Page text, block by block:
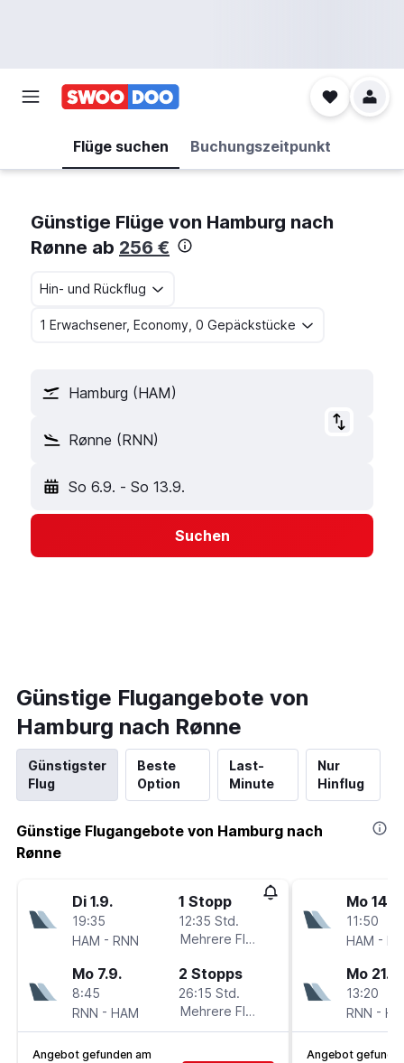
Flüge suchen Buchungszeitpunkt
Günstige Flüge von Hamburg nach
Rønne ab 256 €
Hin- und Rückflug
1 Erwachsener, Economy, 0 Gepäckstücke
Hamburg (HAM)
Rønne (RNN)
So 6.9. - So 13.9.
Suchen
Günstige Flugangebote von
Hamburg nach Rønne
Günstigster
Flug
Beste
Option
Last-
Minute
Nur
Hinflug
Günstige Flugangebote von Hamburg nach
Rønne
Di 1.9.
19:35
HAM - RNN
1 Stopp
12:35 Std.
Mehrere Fluglinien
Mo 7.9.
8:45
RNN - HAM
2 Stopps
26:15 Std.
Mehrere Fluglinien
Angebot gefunden am
Mo 14.9.
11:50
HAM -
Mo 21.9.
13:20
RNN -
Angebot